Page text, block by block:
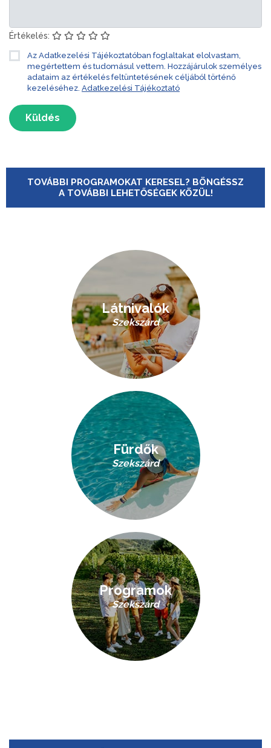
Értékelés:
Az Adatkezelési Tájékoztatóban foglaltakat elolvastam,
megértettem és tudomásul vettem. Hozzájárulok személyes
adataim az értékelés feltüntetésének céljából történő
kezeléséhez. Adatkezelési Tájékoztató
Küldés
TOVÁBBI PROGRAMOKAT KERESEL? BÖNGÉSSZ
A TOVÁBBI LEHETŐSÉGEK KÖZÜL!
Látnivalók
Szekszárd
Fürdők
Szekszárd
Programok
Szekszárd